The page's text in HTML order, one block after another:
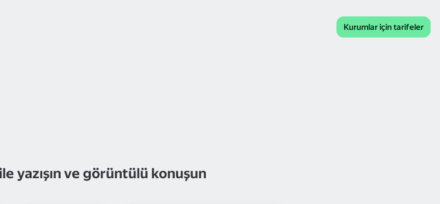
Kurumlar için tarifeler
yazışın ve görüntülü konuşun